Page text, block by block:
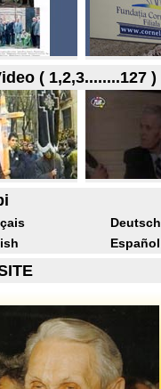
( 1,2,3........127 )
Deutsch
Español